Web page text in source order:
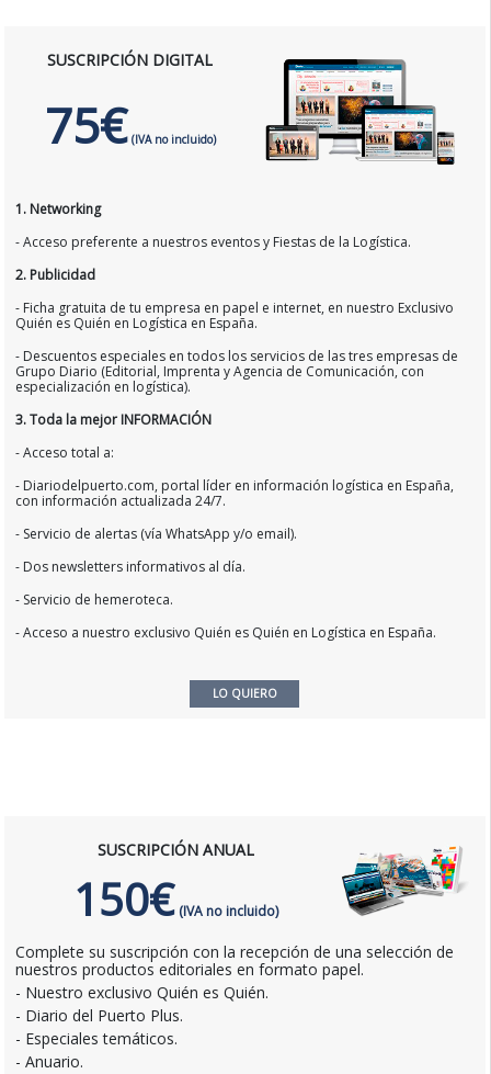
SUSCRIPCIÓN ANUAL
150€ (IVA no incluido)
Complete su suscripción con la recepción de una selección de
nuestros productos editoriales en formato papel.
- Nuestro exclusivo Quién es Quién.
- Diario del Puerto Plus.
- Especiales temáticos.
- Anuario.
SUSCRIPCIÓN DIGITAL
75€ (IVA no incluido)
1. Networking
- Acceso preferente a nuestros eventos y Fiestas de la Logística.
2. Publicidad
- Ficha gratuita de tu empresa en papel e internet, en nuestro Exclusivo
Quién es Quién en Logística en España.
- Descuentos especiales en todos los servicios de las tres empresas de
Grupo Diario (Editorial, Imprenta y Agencia de Comunicación, con
especialización en logística).
3. Toda la mejor INFORMACIÓN
- Acceso total a:
- Diariodelpuerto.com, portal líder en información logística en España,
con información actualizada 24/7.
- Servicio de alertas (vía WhatsApp y/o email).
- Dos newsletters informativos al día.
- Servicio de hemeroteca.
- Acceso a nuestro exclusivo Quién es Quién en Logística en España.
LO QUIERO